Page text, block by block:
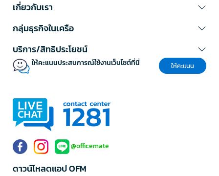
เหตุผลที่ธุรกิจควรเลือกซื้อถุงขยะจาก OFM
OFM เป็นผู้เชี่ยวชาญด้าน
ขยะให้เลือกครบทุกประเภท ครอบคลุมการใช้งานตั้งแต่ระดับสำนักงาน
และสามารถแนะนำถุงขยะที่เหมาะสมได้อย่างมืออาชีพ
เรายังมีบริการออกใบเสนอราคา จัดส่งฟรีทั่วไทย* เมื่อสั่งซื้อครบตาม
เงื่อนไข พร้อมเครดิตเทอมสูงสุด 60 วัน* เพื่ออำนวยความสะดวกแก่ฝ่ายจัด
สั่งซื้อถุงขยะคุณภาพสูงและอุปกรณ์ทำความสะอาดอื่น ๆ ได้แล้ววันนี้ที่
พร้อมข้อเสนอพิเศษ คลิกดูโปรโมชันที่ออกแบบมาเพื่อธุรกิจได้ที่
https://www.ofm.co.th/discount-coupon
*เงื่อนไขเป็นไปตามที่บริษัทฯ กำหนด
เกี่ยวกับเรา
กลุ่มธุรกิจในเครือ
บริการ/สิทธิประโยชน์
ให้คะแนนประสบการณ์ใช้งานเว็บไซต์ที่นี่ ให้คะแนน
@officemate
ดาวน์โหลดแอป OFM